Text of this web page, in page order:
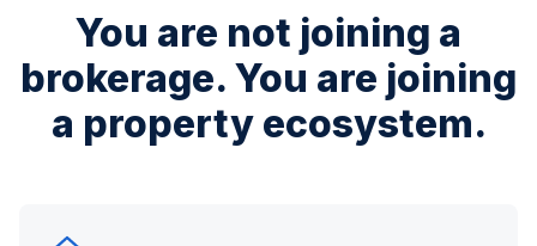
You are not joining a
brokerage. You are joining
a property ecosystem.